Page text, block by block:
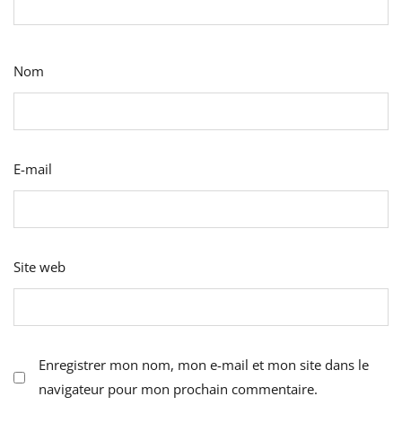
Nom
E-mail
Site web
Enregistrer mon nom, mon e-mail et mon site dans le
navigateur pour mon prochain commentaire.